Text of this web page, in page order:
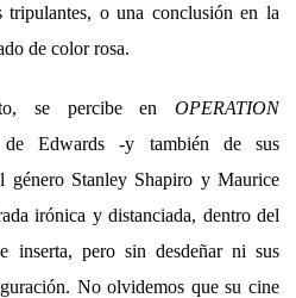
tripulantes, o una conclusión en la
de color rosa.
se percibe en OPERATION
Edwards -y también de sus
género Stanley Shapiro y Maurice
irónica y distanciada, dentro del
inserta, pero sin desdeñar ni sus
No olvidemos que su cine